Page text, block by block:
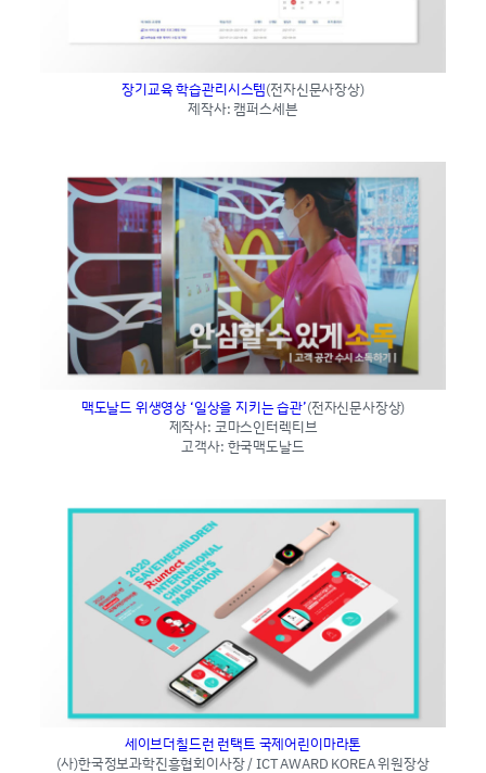
장기교육 학습관리시스템(전자신문사장상)
제작사: 캠퍼스세븐
맥도날드 위생영상 ‘일상을 지키는 습관’(전자신문사장상)
제작사: 코마스인터렉티브
고객사: 한국맥도날드
세이브더칠드런 런택트 국제어린이마라톤
(사)한국정보과학진흥협회이사장 / ICT AWARD KOREA 위원장상